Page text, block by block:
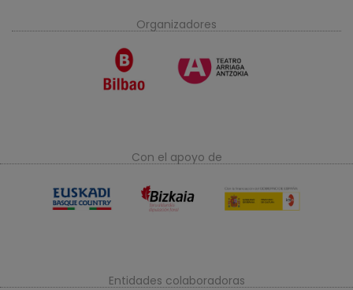
Organizadores
Con el apoyo de
Entidades colaboradoras